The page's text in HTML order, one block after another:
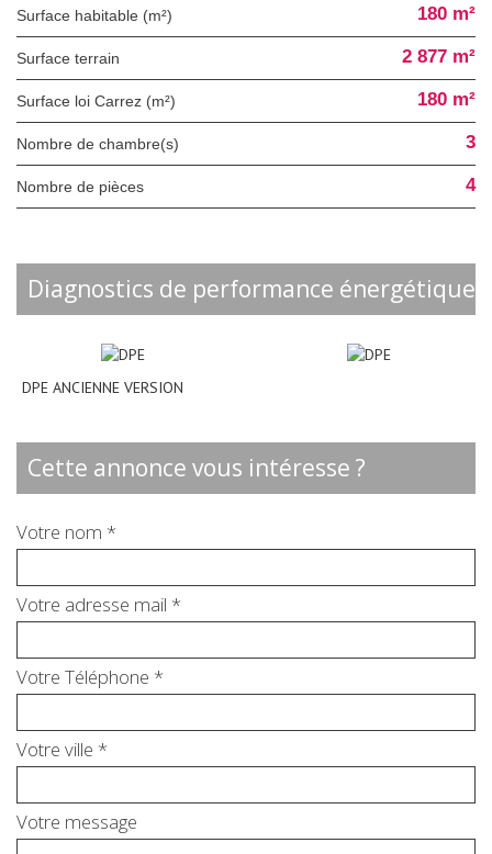
Surface habitable (m²) 180 m²
surface terrain 2 877 m²
Surface loi Carrez (m²) 180 m²
Nombre de chambre(s) 3
Nombre de pièces 4
diagnostics de performance énergétique
DPE ANCIENNE VERSION
cette annonce vous intéresse ?
Votre nom *
Votre adresse mail *
Votre Téléphone *
Votre ville *
Votre message